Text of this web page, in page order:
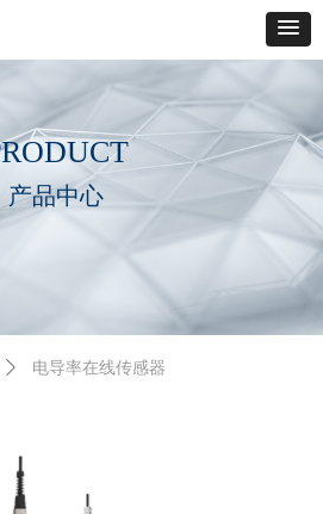
未将对象引用设置到对象的实例。
产品中心
ꄲ 电导率在线传感器